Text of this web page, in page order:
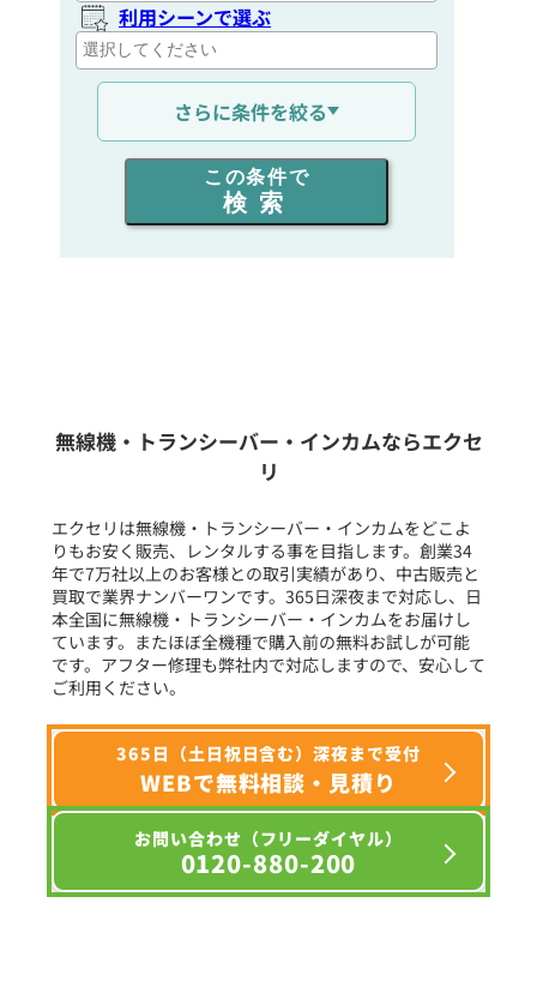
利用シーンで選ぶ
通信距離を選ぶ
出力を選ぶ
同時通話人数を選ぶ
フリーワード入力(製品名等)
選択条件をリセット
さらに条件を絞る
この条件で
検索
無線機・トランシーバー・インカムならエクセ
リ
エクセリは無線機・トランシーバー・インカムをどこよ
りもお安く販売、レンタルする事を目指します。創業34
年で7万社以上のお客様との取引実績があり、中古販売と
買取で業界ナンバーワンです。365日深夜まで対応し、日
本全国に無線機・トランシーバー・インカムをお届けし
ています。またほぼ全機種で購入前の無料お試しが可能
です。アフター修理も弊社内で対応しますので、安心して
ご利用ください。
365日（土日祝日含む）深夜まで受付
WEBで無料相談・見積り
お問い合わせ（フリーダイヤル）
0120-880-200